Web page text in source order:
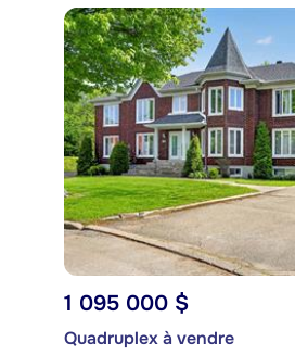
1 095 000 $
Quadruplex à vendre